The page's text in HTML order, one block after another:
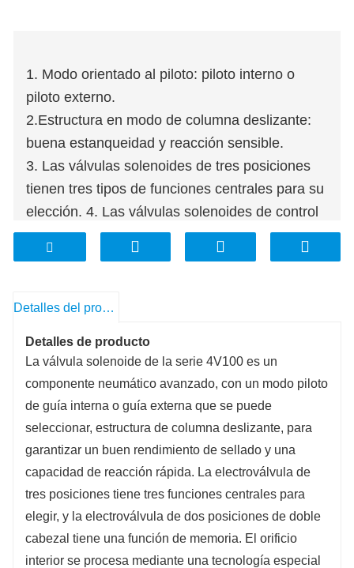
1. Modo orientado al piloto: piloto interno o
piloto externo.
2.Estructura en modo de columna deslizante:
buena estanqueidad y reacción sensible.
3. Las válvulas solenoides de tres posiciones
tienen tres tipos de funciones centrales para su
elección. 4. Las válvulas solenoides de control
doble tienen función de memoria.
5. El orificio interno adopta una tecnología de
de desgaste, baja presión de arranque y larga
Detalles del producto
Detalles de producto
La válvula solenoide de la serie 4V100 es un
componente neumático avanzado, con un modo piloto
de guía interna o guía externa que se puede
seleccionar, estructura de columna deslizante, para
garantizar un buen rendimiento de sellado y una
capacidad de reacción rápida. La electroválvula de
tres posiciones tiene tres funciones centrales para
elegir, y la electroválvula de dos posiciones de doble
cabezal tiene una función de memoria. El orificio
interior se procesa mediante una tecnología especial